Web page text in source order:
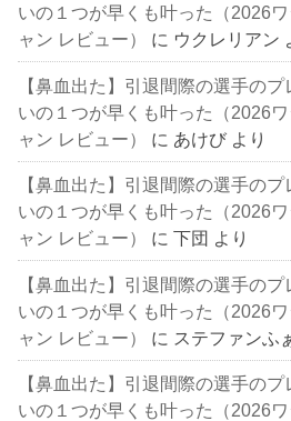
いの１つが早くも叶った（2026
ャン レビュー）
に ウクレリアン
【鼻血出た】引退間際の選手の
いの１つが早くも叶った（2026
ャン レビュー）
に あけび より
【鼻血出た】引退間際の選手の
いの１つが早くも叶った（2026
ャン レビュー）
に下団 より
【鼻血出た】引退間際の選手の
いの１つが早くも叶った（2026
ャン レビュー）
に ステファンふ
【鼻血出た】引退間際の選手の
いの１つが早くも叶った（2026